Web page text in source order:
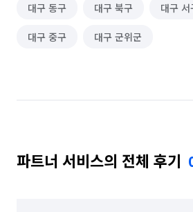
대구 동구 대구 북구 대구 서
대구 중구 대구 군위군
파트너 서비스의 전체 후기